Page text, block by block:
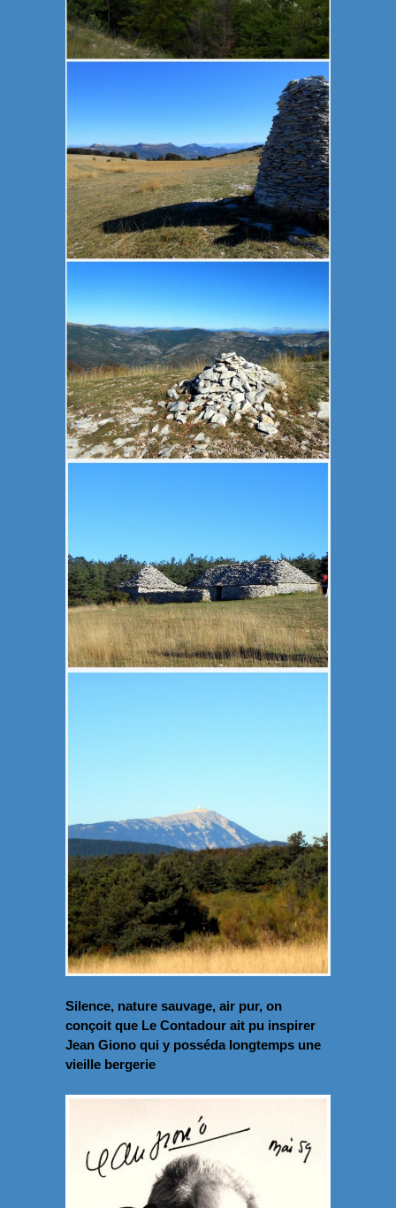
Silence, nature sauvage, air pur, on
conçoit que Le Contadour ait pu inspirer
Jean Giono qui y posséda longtemps une
vieille bergerie